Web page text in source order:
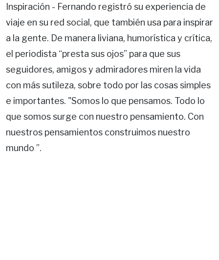
Inspiración - Fernando registró su experiencia de
viaje en su red social, que también usa para inspirar
a la gente. De manera liviana, humorística y crítica,
el periodista “presta sus ojos” para que sus
seguidores, amigos y admiradores miren la vida
con más sutileza, sobre todo por las cosas simples
e importantes. "Somos lo que pensamos. Todo lo
que somos surge con nuestro pensamiento. Con
nuestros pensamientos construimos nuestro
mundo ”.